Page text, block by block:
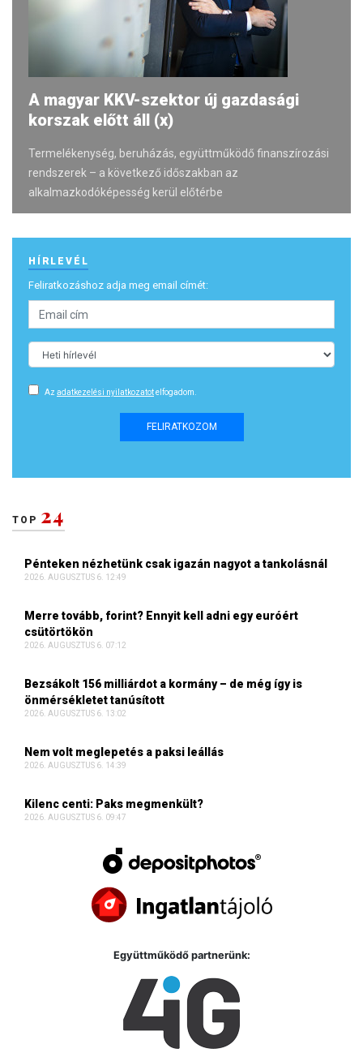
A magyar KKV-szektor új gazdasági
korszak előtt áll (x)
Termelékenység, beruházás, együttműködő finanszírozási
rendszerek – a következő időszakban az
alkalmazkodóképesség kerül előtérbe
HÍRLEVÉL
Feliratkozáshoz adja meg email címét:
Az adatkezelési nyilatkozatotelfogadom.
FELIRATKOZOM
TOP 24
Pénteken nézhetünk csak igazán nagyot a tankolásnál
2026. AUGUSZTUS 6. 12:49
Merre tovább, forint? Ennyit kell adni egy euróért
csütörtökön
2026. AUGUSZTUS 6. 07:12
Bezsákolt 156 milliárdot a kormány – de még így is
önmérsékletet tanúsított
2026. AUGUSZTUS 6. 13:02
Nem volt meglepetés a paksi leállás
2026. AUGUSZTUS 6. 14:39
Kilenc centi: Paks megmenkült?
2026. AUGUSZTUS 6. 09:47
Együttműködő partnerünk: